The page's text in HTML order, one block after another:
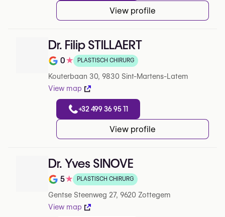
View profile
Dr. Filip STILLAERT
Note de 0 sur 5 sur Google
0★ PLASTISCH CHIRURG
Kouterbaan 30, 9830 Sint-Martens-Latem
View map
+32 499 36 95 11
View profile
Dr. Yves SINOVE
Note de 5 sur 5 sur Google
5★ PLASTISCH CHIRURG
Gentse Steenweg 27, 9620 Zottegem
View map